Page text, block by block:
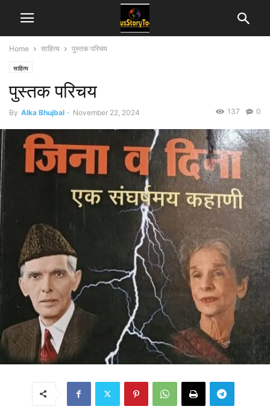
Home साहित्य पुस्तक परिचय
साहित्य
पुस्तक परिचय
By Alka Bhujbal - November 22, 2024 0
137